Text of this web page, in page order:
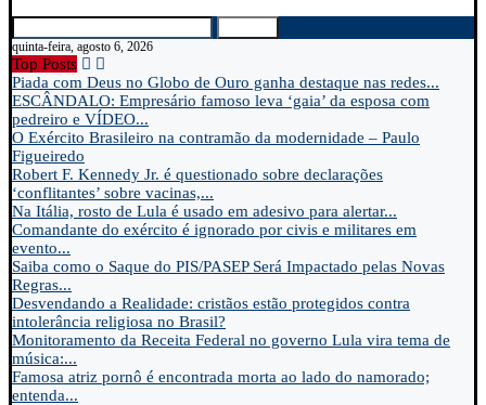
quinta-feira, agosto 6, 2026
Top Posts
Piada com Deus no Globo de Ouro ganha destaque nas redes...
ESCÂNDALO: Empresário famoso leva ‘gaia’ da esposa com
pedreiro e VÍDEO...
O Exército Brasileiro na contramão da modernidade – Paulo
Figueiredo
Robert F. Kennedy Jr. é questionado sobre declarações
‘conflitantes’ sobre vacinas,...
Na Itália, rosto de Lula é usado em adesivo para alertar...
Comandante do exército é ignorado por civis e militares em
evento...
Saiba como o Saque do PIS/PASEP Será Impactado pelas Novas
Regras...
Desvendando a Realidade: cristãos estão protegidos contra
intolerância religiosa no Brasil?
Monitoramento da Receita Federal no governo Lula vira tema de
música:...
Famosa atriz pornô é encontrada morta ao lado do namorado;
entenda...